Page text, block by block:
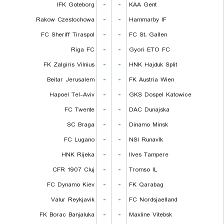
IFK Goteborg - -
KAA Gent
Rakow Czestochowa
- -
Hammarby IF
FC Sheriff Tiraspol
- -
FC St. Gallen
Riga FC
- -
Gyori ETO FC
FK Zalgiris Vilnius
- -
HNK Hajduk Split
Beitar Jerusalem
- -
FK Austria Wien
Hapoel Tel-Aviv
- -
GKS Dospel Katowice
FC Twente
- -
DAC Dunajska
SC Braga
- -
Dinamo Minsk
FC Lugano
- -
NSI Runavík
HNK Rijeka
- -
Ilves Tampere
CFR 1907 Cluj
- -
Tromso IL
FC Dynamo Kiev
- -
FK Qarabag
Valur Reykjavik
- -
FC Nordsjaelland
FK Borac Banjaluka
- - Maxline Vitebsk